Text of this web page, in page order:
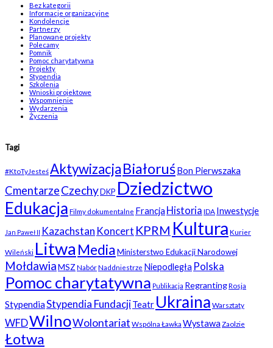
Bez kategorii
Informacje organizacyjne
Kondolencje
Partnerzy
Planowane projekty
Polecamy
Pomnik
Pomoc charytatywna
Projekty
Stypendia
Szkolenia
Wnioski projektowe
Wspomnienie
Wydarzenia
Życzenia
Tagi
#KtoTyJesteśAktywizacjaBiałoruśBon Pierwszaka
CmentarzeCzechyDKP Dziedzictwo
Edukacja Filmy dokumentalne Francja Historia IDA Inwestycje
Jan Paweł II Kazachstan Koncert KPRM Kultura Kurier
Wileński Litwa MediaMinisterstwo Edukacji Narodowej
MołdawiaMSZ NabórNaddniestrze Niepodległa Polska
Pomoc charytatywna Publikacja RegrantingRosja
StypendiaStypendia FundacjiTeatr Ukraina Warsztaty
WFDWilnoWolontariat Wspólna Ławka Wystawa Zaolzie
Łotwa